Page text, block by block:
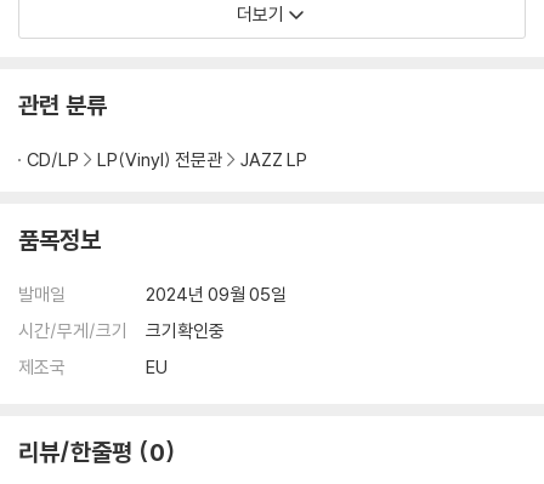
더보기
관련 분류
CD/LP LP(Vinyl) 전문관 JAZZ LP
품목정보
발매일
2024년 09월 05일
시간/무게/크기
크기확인중
제조국
EU
리뷰/한줄평 0